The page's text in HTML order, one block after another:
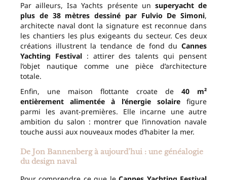
Par ailleurs, Isa Yachts présente un superyacht de
plus de 38 mètres dessiné par Fulvio De Simoni,
architecte naval dont la signature est reconnue dans
les chantiers les plus exigeants du secteur. Ces deux
créations illustrent la tendance de fond du Cannes
Yachting Festival: attirer des talents qui pensent
l’objet nautique comme une pièce d’architecture
totale.
Enfin, une maison flottante croate de 40 m²
entièrement alimentée à l’énergie solairefigure
parmi les avant-premières. Elle incarne une autre
ambition du salon : montrer que l’innovation navale
touche aussi aux nouveaux modes d’habiter la mer.
De Jon Bannenberg à aujourd’hui : une généalogie
du design naval